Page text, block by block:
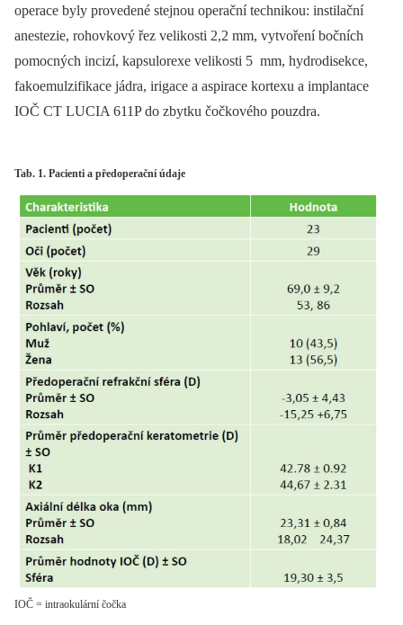
operace byly provedené stejnou operační technikou: instilační
anestezie, rohovkový řez velikosti 2,2 mm, vytvoření bočních
pomocných incizí, kapsulorexe velikosti 5 mm, hydrodisekce,
fakoemulzifikace jádra, irigace a aspirace kortexu a implantace
IOČ CT LUCIA 611P do zbytku čočkového pouzdra.
Tab. 1. Pacienti a předoperační údaje
IOČ = intraokulární čočka